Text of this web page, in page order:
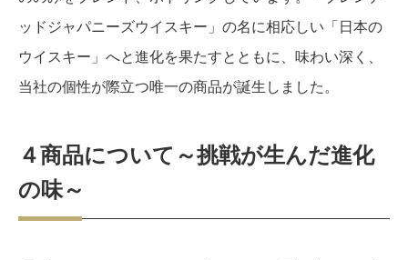
ッドジャパニーズウイスキー」の名に相応しい「日本の
ウイスキー」へと進化を果たすとともに、味わい深く、
当社の個性が際立つ唯一の商品が誕生しました。
４商品について～挑戦が生んだ進化
の味～